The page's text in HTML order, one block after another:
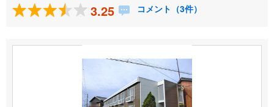
3.25 コメント（3件）